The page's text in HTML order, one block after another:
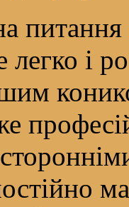
легко і